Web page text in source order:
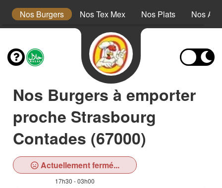
Nos Burgers Nos Tex Mex Nos Plats Nos
Nos Burgers à emporter
proche Strasbourg
Contades (67000)
Actuellement fermé...
17h30 - 03h00